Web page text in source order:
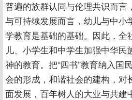
普遍的族群认同与伦理共识而言
与可持续发展而言，幼儿与中小
学教育是基础的基础。因此，全
儿、小学生和中学生加强中华民
神的教育。把“四书”教育纳入国
会的形成，和谐社会的建构，对
面发展，百年树人的大业与共建